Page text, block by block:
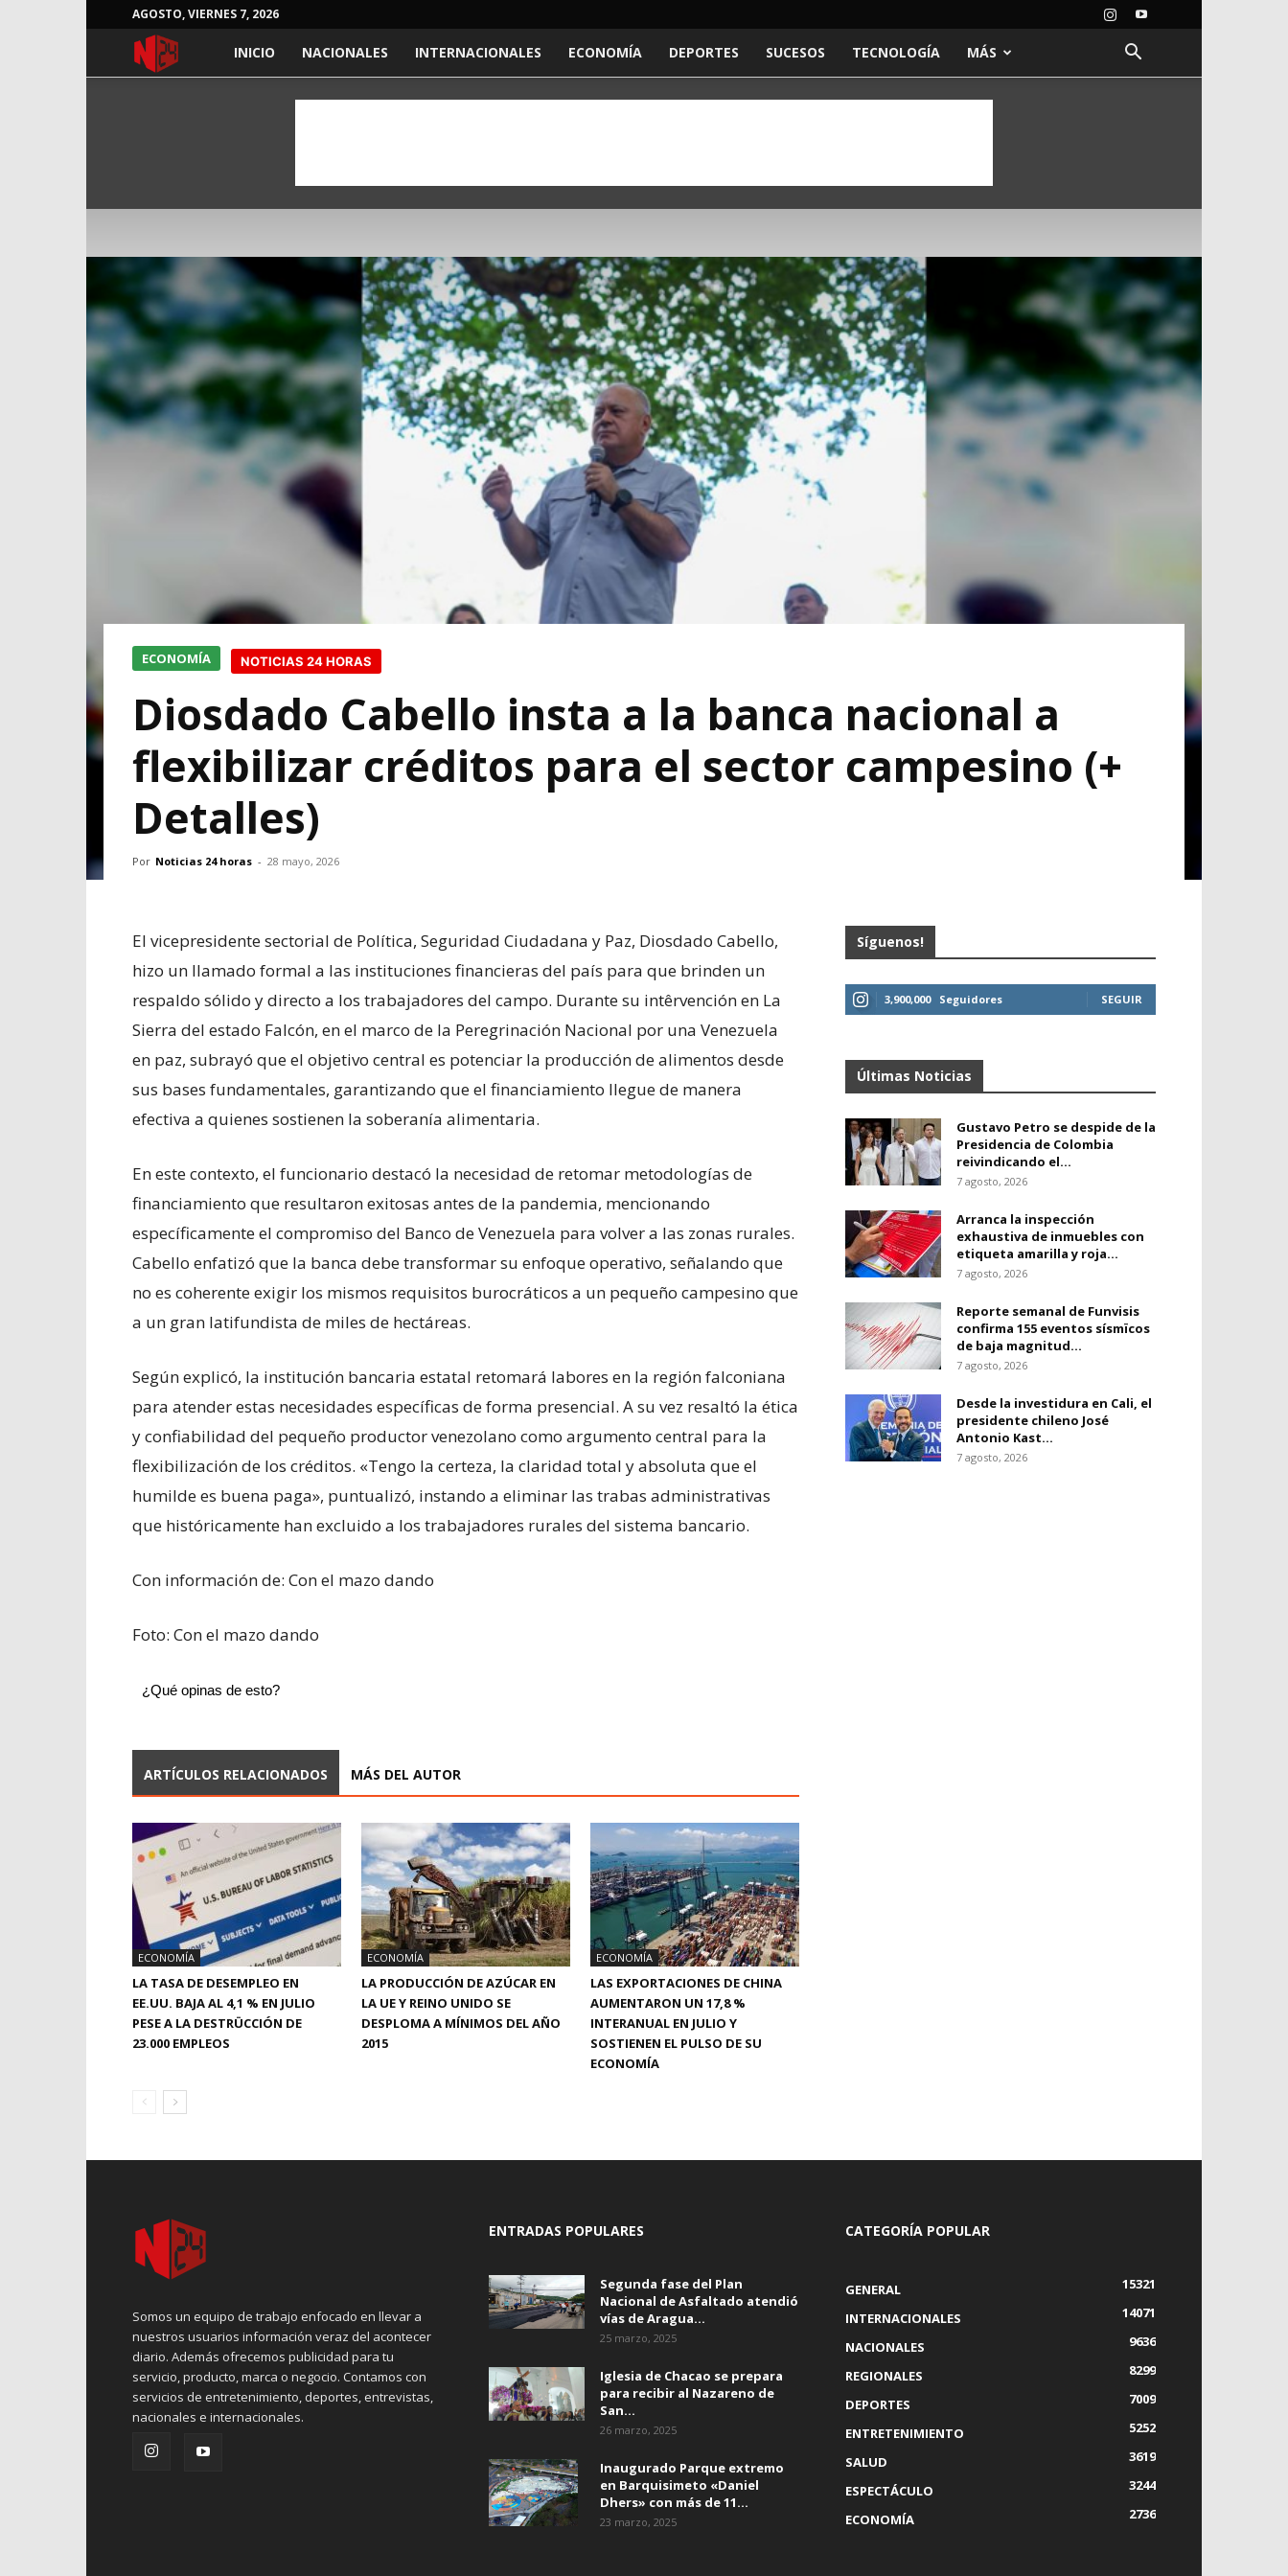
AGOSTO, VIERNES 7, 2026
NOTICIASINICIO NACIONALES INTERNACIONALES ECONOMÍA DEPORTES SUCESOS TECNOLOGÍA MÁS
ECONOMÍA NOTICIAS 24 HORAS
Diosdado Cabello insta a la banca nacional a
flexibilizar créditos para el sector campesino (+
Detalles)
Por Noticias 24 horas - 28 mayo, 2026
El vicepresidente sectorial de Política, Seguridad Ciudadana y Paz, Diosdado Cabello,
hizo un llamado formal a las instituciones financieras del país para que brinden un
respaldo sólido y directo a los trabajadores del campo. Durante su intêrvención en La
Sierra del estado Falcón, en el marco de la Peregrinación Nacional por una Venezuela
en paz, subrayó que el objetivo central es potenciar la producción de alimentos desde
sus bases fundamentales, garantizando que el financiamiento llegue de manera
efectiva a quienes sostienen la soberanía alimentaria.
En este contexto, el funcionario destacó la necesidad de retomar metodologías de
financiamiento que resultaron exitosas antes de la pandemia, mencionando
específicamente el compromiso del Banco de Venezuela para volver a las zonas rurales.
Cabello enfatizó que la banca debe transformar su enfoque operativo, señalando que
no es coherente exigir los mismos requisitos burocráticos a un pequeño campesino que
a un gran latifundista de miles de hectáreas.
Según explicó, la institución bancaria estatal retomará labores en la región falconiana
para atender estas necesidades específicas de forma presencial. A su vez resaltó la ética
y confiabilidad del pequeño productor venezolano como argumento central para la
flexibilización de los créditos. «Tengo la certeza, la claridad total y absoluta que el
humilde es buena paga», puntualizó, instando a eliminar las trabas administrativas
que históricamente han excluido a los trabajadores rurales del sistema bancario.
Con información de: Con el mazo dando
Foto: Con el mazo dando
¿Qué opinas de esto?
ARTÍCULOS RELACIONADOS MÁS DEL AUTOR
ECONOMÍA
LA TASA DE DESEMPLEO EN
EE.UU. BAJA AL 4,1 % EN JULIO
PESE A LA DESTRÜCCIÓN DE
23.000 EMPLEOS
ECONOMÍA
LA PRODUCCIÓN DE AZÚCAR EN
LA UE Y REINO UNIDO SE
DESPLOMA A MÍNIMOS DEL AÑO
2015
ECONOMÍA
LAS EXPORTACIONES DE CHINA
AUMENTARON UN 17,8 %
INTERANUAL EN JULIO Y
SOSTIENEN EL PULSO DE SU
ECONOMÍA
Síguenos!
3,900,000 Seguidores SEGUIR
Últimas Noticias
Gustavo Petro se despide de la
Presidencia de Colombia
reivindicando el...
7 agosto, 2026
Arranca la inspección
exhaustiva de inmuebles con
etiqueta amarilla y roja...
7 agosto, 2026
Reporte semanal de Funvisis
confirma 155 eventos sísmïcos
de baja magnitud...
7 agosto, 2026
Desde la investidura en Cali, el
presidente chileno José
Antonio Kast...
7 agosto, 2026
Somos un equipo de trabajo enfocado en llevar a
nuestros usuarios información veraz del acontecer
diario. Además ofrecemos publicidad para tu
servicio, producto, marca o negocio. Contamos con
servicios de entretenimiento, deportes, entrevistas,
nacionales e internacionales.
ENTRADAS POPULARES
Segunda fase del Plan
Nacional de Asfaltado atendió
vías de Aragua...
25 marzo, 2025
Iglesia de Chacao se prepara
para recibir al Nazareno de
San...
26 marzo, 2025
Inaugurado Parque extremo
en Barquisimeto «Daniel
Dhers» con más de 11...
23 marzo, 2025
CATEGORÍA POPULAR
GENERAL
15321
INTERNACIONALES
14071
NACIONALES
9636
REGIONALES
8299
DEPORTES
7009
ENTRETENIMIENTO
5252
SALUD
3619
ESPECTÁCULO
3244
ECONOMÍA
2736